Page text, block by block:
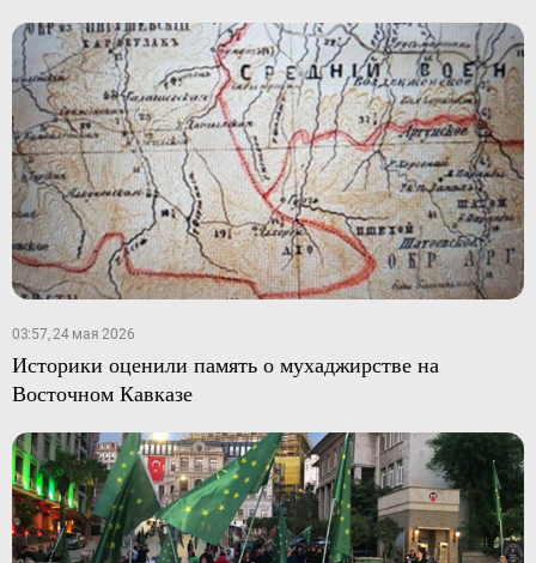
03:57, 24 мая 2026
Историки оценили память о мухаджирстве на
Восточном Кавказе